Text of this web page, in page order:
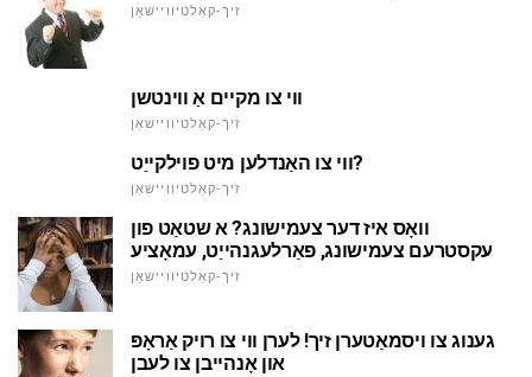
זיך-קאַלטיוויישאַן
ווי צו מקיים אַ ווינטשן
זיך-קאַלטיוויישאַן
ווי צו האַנדלען מיט פוילקייַט?
זיך-קאַלטיוויישאַן
וואָס איז דער צעמישונג? א שטאַט פון
עקסטרעם צעמישונג, פאַרלעגנהייַט, עמאָציע
זיך-קאַלטיוויישאַן
גענוג צו ויסמאַטערן זיך! לערן ווי צו רויק אַראָפּ
און אָנהייבן צו לעבן